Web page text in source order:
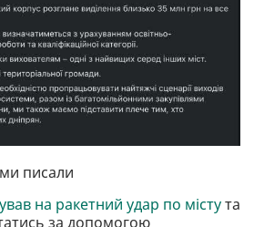
писали
на ракетний удар по містута
за допомогою